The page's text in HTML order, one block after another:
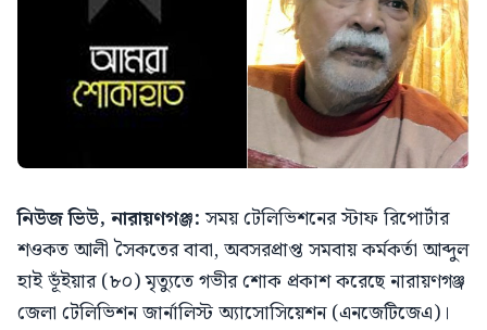
নিউজ ভিউ, নারায়ণগঞ্জ:সময় টেলিভিশনের স্টাফ রিপোর্টার
শওকত আলী সৈকতের বাবা, অবসরপ্রাপ্ত সমবায় কর্মকর্তা আব্দুল
হাই ভূঁইয়ার (৮০) মৃত্যুতে গভীর শোক প্রকাশ করেছে নারায়ণগঞ্জ
জেলা টেলিভিশন জার্নালিস্ট অ্যাসোসিয়েশন (এনজেটিজেএ)।